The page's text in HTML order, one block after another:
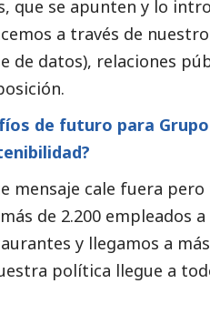
que se apunten y lo
a través de
de datos), relaciones
de futuro para
mensaje cale fuera
de 2.200 empleados a
y llegamos a
política llegue a